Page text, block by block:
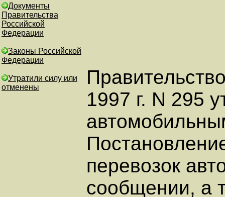
Документы
Правительства
Российской
Федерации
Законы Российской
Федерации
Утратили силу или
отменены
1997 г. N 295
перевозок
сообщении, а